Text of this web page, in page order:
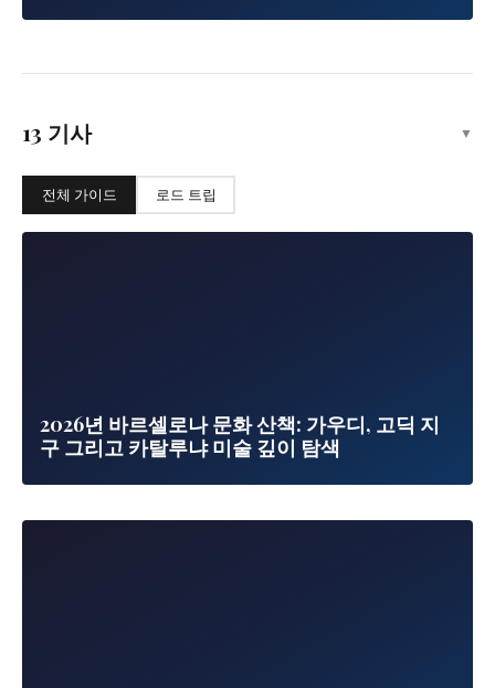
13 기사 ▼
전체 가이드 로드 트립
2026년 바르셀로나 문화 산책: 가우디, 고딕 지
구 그리고 카탈루냐 미술 깊이 탐색